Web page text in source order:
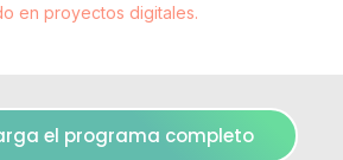
en proyectos digitales.
el programa completo